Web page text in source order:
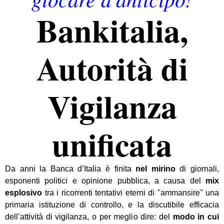
Bankitalia,
Autorità di
Vigilanza
unificata
Da anni la Banca d’Italia è finita nel mirinodi giornali,
esponenti politici e opinione pubblica, a causa del mix
esplosivo tra i ricorrenti tentativi eterni di "ammansire" una
primaria istituzione di controllo, e la discutibile efficacia
dell’attività di vigilanza, o per meglio dire: del modo in cui